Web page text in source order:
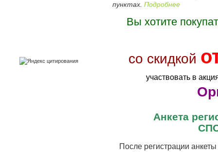
пунктах. Подробнее
Вы хотите
со скидкой
участвовать в
Анкета
После регистрации